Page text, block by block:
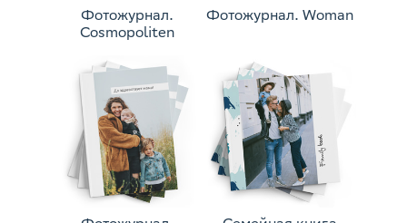
Фотожурнал.
Cosmopoliten
Фотожурнал. Woman